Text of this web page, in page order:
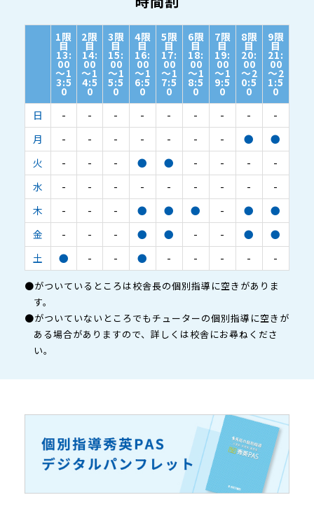
1限
目
13:
00
～1
3:5
0
2限
目
14:
00
～1
4:5
0
3限
目
15:
00
～1
5:5
0
4限
目
16:
00
～1
6:5
0
5限
目
17:
00
～1
7:5
0
6限
目
18:
00
～1
8:5
0
7限
目
19:
00
～1
9:5
0
8限
目
20:
00
～2
0:5
0
9限
目
21:
00
～2
1:5
0
日
- - - - - - - -
-
月
- - - - - - - ●
●
火
- - - ● ● - - -
-
水
- - - - - - - -
-
木
- - - ● ● ● - ●
●
金
- - - ● ● - - ●
●
土
● - - ● - - - - -
●がついているところは校舎長の個別指導に空きがありま
す。
●がついていないところでもチューターの個別指導に空きが
ある場合がありますので、詳しくは校舎にお尋ねくださ
い。